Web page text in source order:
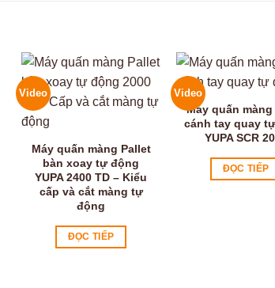
Video
Máy quấn màng Pallet
bàn xoay tự động
YUPA 2400 TD – Kiểu
cấp và cắt màng tự
động
ĐỌC TIẾP
Video
Máy quấn màng
cánh tay quay
YUPA SCR
ĐỌC TIẾP